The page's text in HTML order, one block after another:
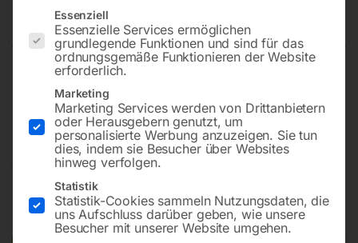
Holzbandsäge HBS 840 AS
Präzisions-Ausführung für den Profi mit großer
Schnittleistung und vielen Ausstattungsoptionen
9.870,00
inkl. MwSt. zzgl.Versandkosten
Lieferzeit:ca. 5 - 10 Werktage
Es folgt eine Liste der Service-Gruppen, für die eine
Essenziell
Essenzielle Services ermöglichen
grundlegende Funktionen und sind für das
ordnungsgemäße Funktionieren der Website
erforderlich.
Marketing
Marketing Services werden von Drittanbietern
oder Herausgebern genutzt, um
personalisierte Werbung anzuzeigen. Sie tun
dies, indem sie Besucher über Websites
hinweg verfolgen.
Statistik
Statistik-Cookies sammeln Nutzungsdaten, die
uns Aufschluss darüber geben, wie unsere
Besucher mit unserer Website umgehen.